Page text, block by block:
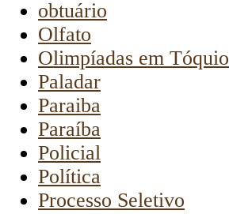
obtuário
Olfato
Olimpíadas em Tóquio
Paladar
Paraiba
Paraíba
Policial
Política
Processo Seletivo